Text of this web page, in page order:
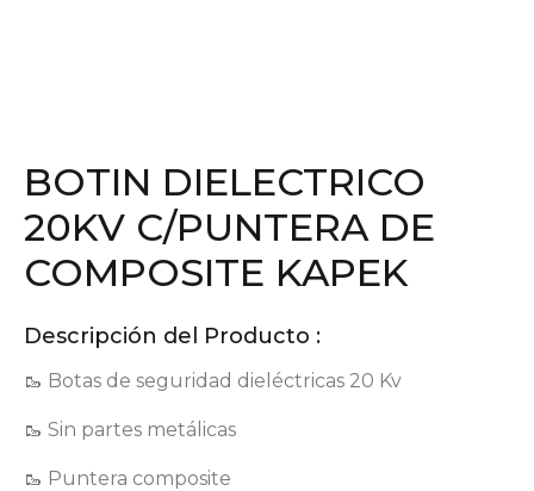
BOTIN DIELECTRICO
20KV C/PUNTERA DE
COMPOSITE KAPEK
Descripción del Producto :
🥾 Botas de seguridad dieléctricas 20 Kv
🥾 Sin partes metálicas
🥾 Puntera composite